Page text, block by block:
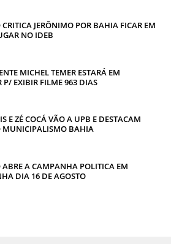
JERÔNIMO POR BAHIA FICAR EM
NO IDEB
MICHEL TEMER ESTARÁ EM
P/ EXIBIR FILME 963 DIAS
E ZÉ COCÁ VÃO A UPB E DESTACAM
MUNICIPALISMO BAHIA
ABRE A CAMPANHA POLITICA EM
DIA 16 DE AGOSTO